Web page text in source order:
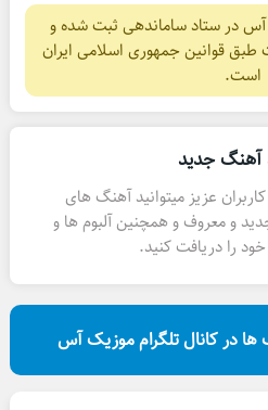
آس در ستاد ساماندهی ثبت شده و
قوانین جمهوری اسلامی ایران
است.
آهنگ جدید
عزیز میتوانید آهنگ های
و معروف و همچنین آلبوم ها و
را دریافت کنید.
در کانال تلگرام موزیک آس